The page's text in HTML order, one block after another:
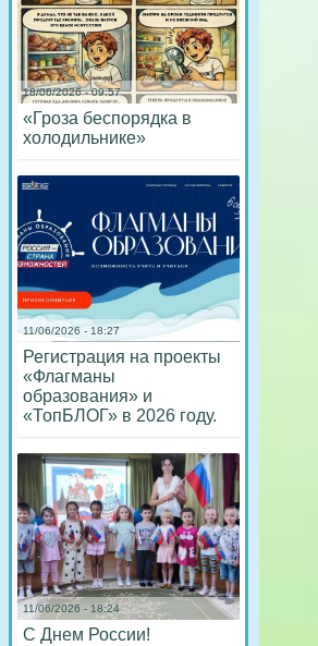
18/06/2026 - 09:57
«Гроза беспорядка в
холодильнике»
11/06/2026 - 18:27
Регистрация на проекты
«Флагманы
образования» и
«ТопБЛОГ» в 2026 году.
11/06/2026 - 18:24
С Днем России!